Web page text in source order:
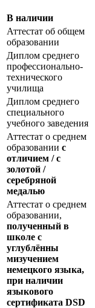
В наличии
Аттестат об общем
образовании
Диплом среднего
профессионально-
технического
училища
Диплом среднего
специального
учебного заведения
Аттестат о среднем
образовании с
отличием / с
золотой /
серебряной
медалью
Аттестат о среднем
образовании,
полученный в
школе с
углублённы
мизучением
немецкого языка,
при наличии
языкового
сертификата DSD